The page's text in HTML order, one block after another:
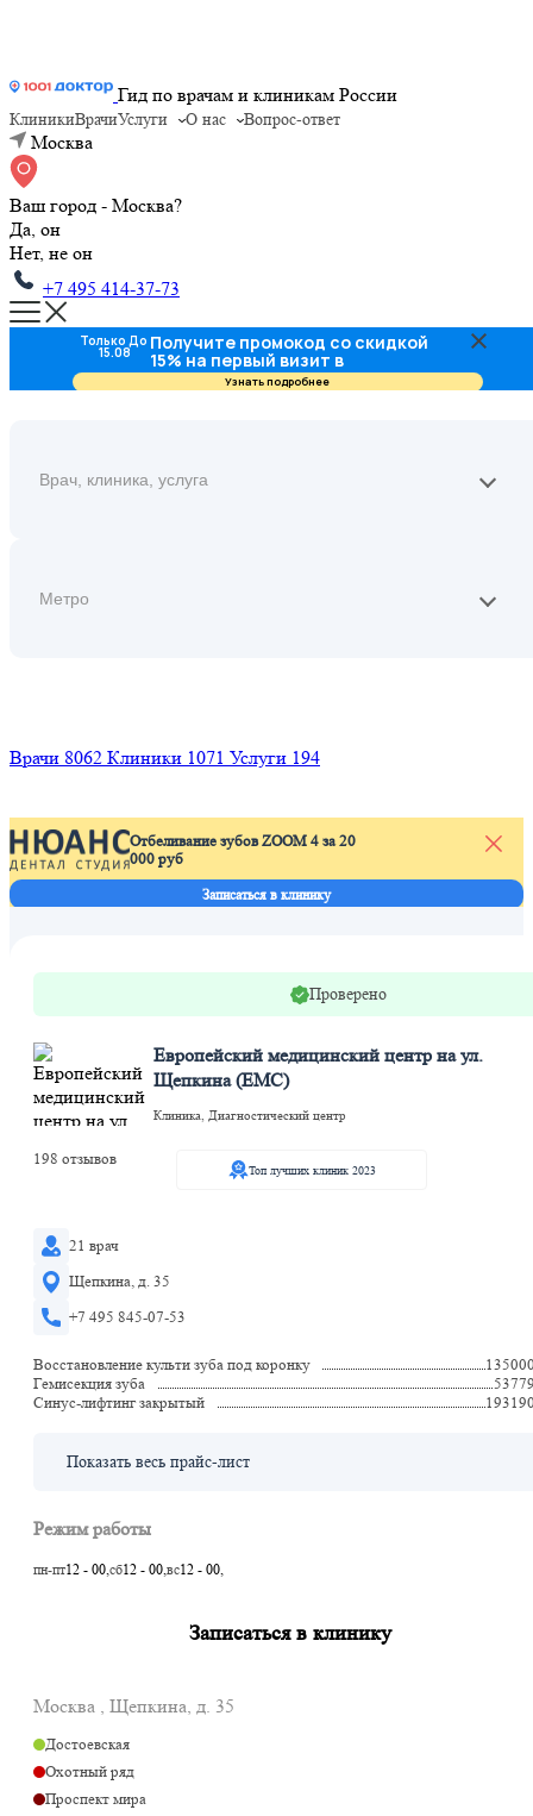
Гид по врачам и клиникам России
КлиникиВрачиУслуги О нас Вопрос-ответ
Москва
Ваш город - Москва?
Да, он
Нет, не он
+7 495 414-37-73
Врачи 8062 Клиники 1071 Услуги 194
Отбеливание зубов ZOOM 4 за 20
000 руб
Записаться в клинику
Проверено
Европейский медицинский центр на ул.
Щепкина (ЕМС)
Клиника, Диагностический центр
198 отзывов
Топ лучших клиник 2023
21 врач
Щепкина, д. 35
+7 495 845-07-53
Восстановление культи зуба под коронку
Гемисекция зуба
Синус-лифтинг закрытый
Показать весь прайс-лист
Режим работы
пн-пт12 - 00,сб12 - 00,вс12 - 00,
Записаться в клинику
Москва , Щепкина, д. 35
Достоевская
Охотный ряд
Проспект мира
Только До
15.08 Получите промокод со скидкой
15% на первый визит в
стоматологию
Узнать подробнее